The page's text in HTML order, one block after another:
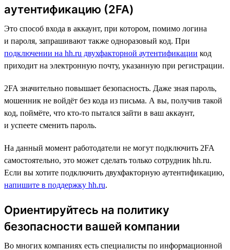
аутентификацию (2FA)
Это способ входа в аккаунт, при котором, помимо логина
и пароля, запрашивают также одноразовый код. При
подключении на hh.ru двухфакторной аутентификации код
приходит на электронную почту, указанную при регистрации.
2FA значительно повышает безопасность. Даже зная пароль,
мошенник не войдёт без кода из письма. А вы, получив такой
код, поймёте, что кто-то пытался зайти в ваш аккаунт,
и успеете сменить пароль.
На данный момент работодатели не могут подключить 2FA
самостоятельно, это может сделать только сотрудник hh.ru.
Если вы хотите подключить двухфакторную аутентификацию,
напишите в поддержку hh.ru.
Ориентируйтесь на политику
безопасности вашей компании
Во многих компаниях есть специалисты по информационной